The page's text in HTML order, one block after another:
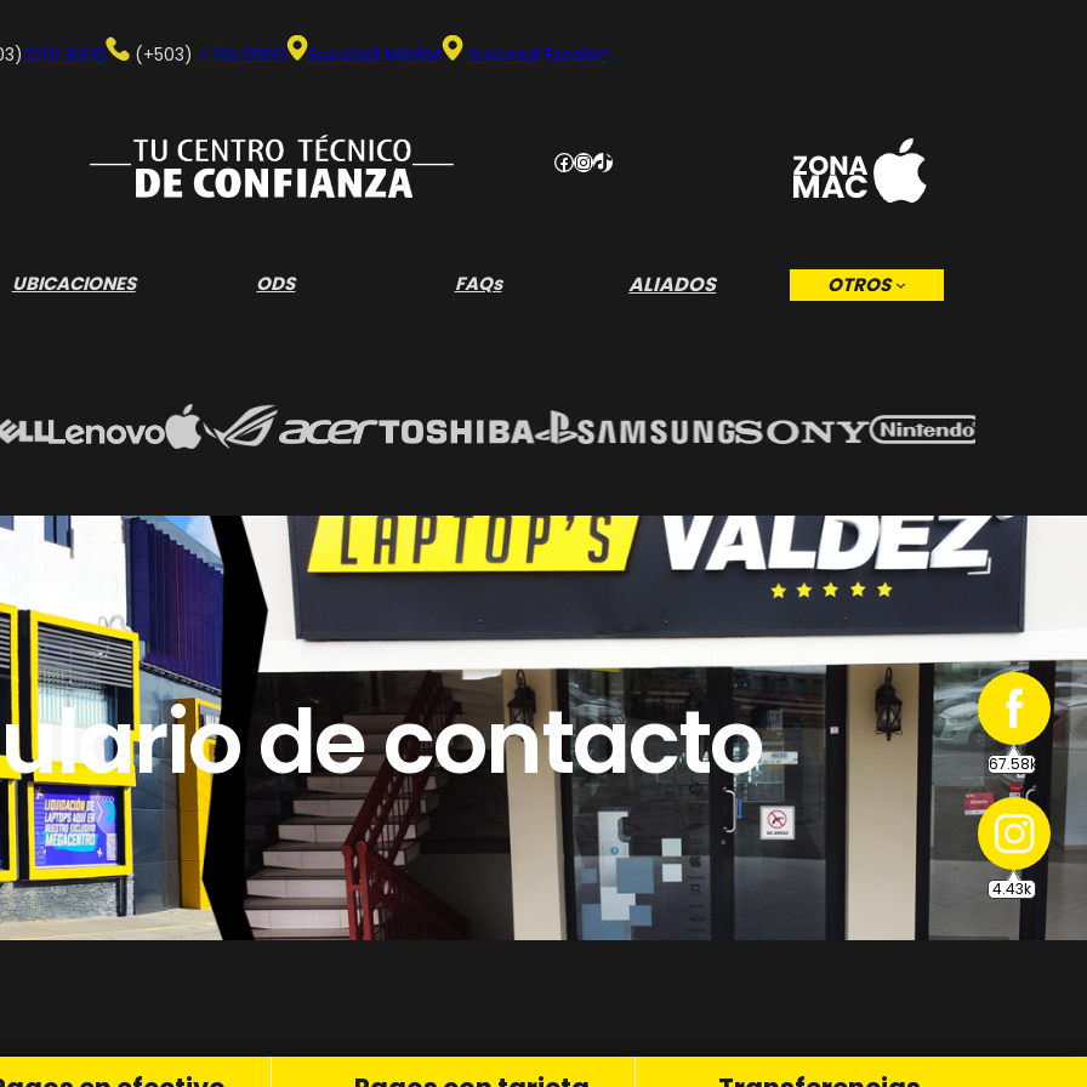
2201 3000 (+503) 7755 0993 Sucursal Merliot Sucursal Escalon
Facebook
Instagram
TikTok
UBICACIONES ODS FAQs ALIADOS OTROS
de contacto
67.58k
4.43k